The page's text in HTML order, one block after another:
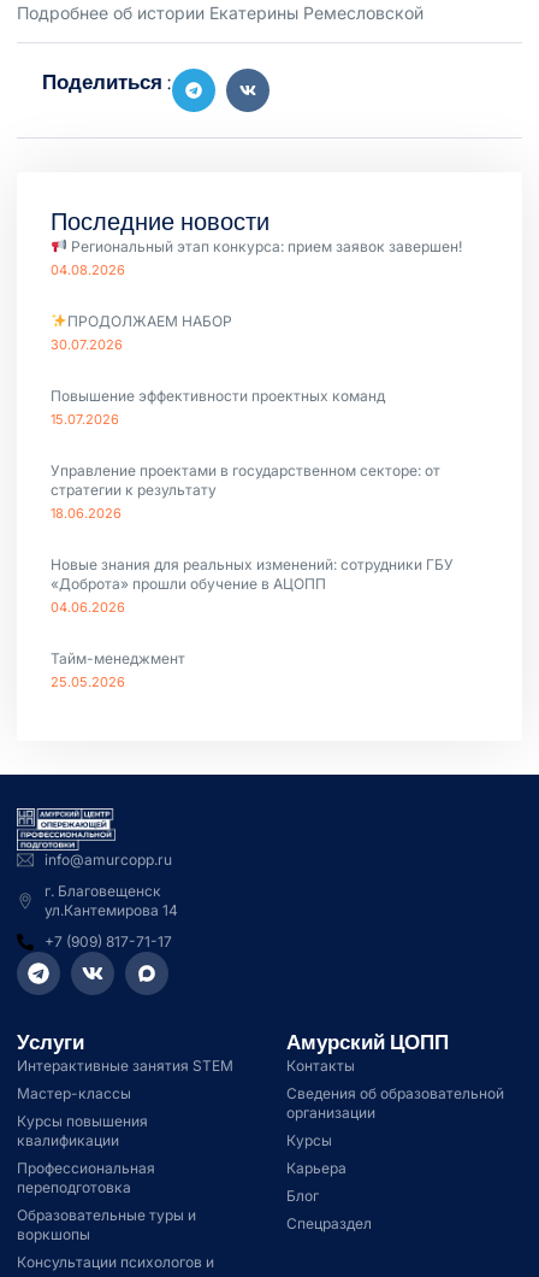
Подробнее об истории Екатерины Ремесловской
Поделиться :
Последние новости
Региональный этап конкурса: прием заявок завершен!
04.08.2026
ПРОДОЛЖАЕМ НАБОР
30.07.2026
Повышение эффективности проектных команд
15.07.2026
Управление проектами в государственном секторе: от
стратегии к результату
18.06.2026
Новые знания для реальных изменений: сотрудники ГБУ
«Доброта» прошли обучение в АЦОПП
04.06.2026
Тайм-менеджмент
25.05.2026
info@amurcopp.ru
г. Благовещенск
ул.Кантемирова 14
+7 (909) 817-71-17
Услуги
Интерактивные занятия STEM
Мастер-классы
Курсы повышения
квалификации
Профессиональная
переподготовка
Образовательные туры и
воркшопы
Консультации психологов и
Амурский ЦОПП
Контакты
Сведения об образовательной
организации
Курсы
Карьера
Блог
Спецраздел